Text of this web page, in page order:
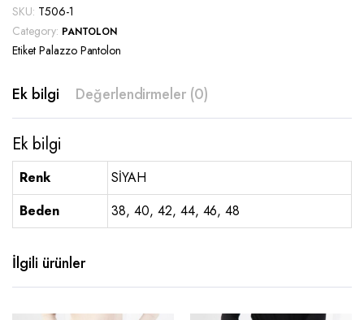
SKU: T506-1
Category: PANTOLON
Etiket Palazzo Pantolon
Ek bilgi Değerlendirmeler (0)
Ek bilgi
Renk
SİYAH
Beden
38, 40, 42, 44, 46, 48
İlgili ürünler